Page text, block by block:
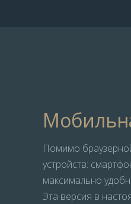
Помимо
устройств:
максимально
Эта версия в